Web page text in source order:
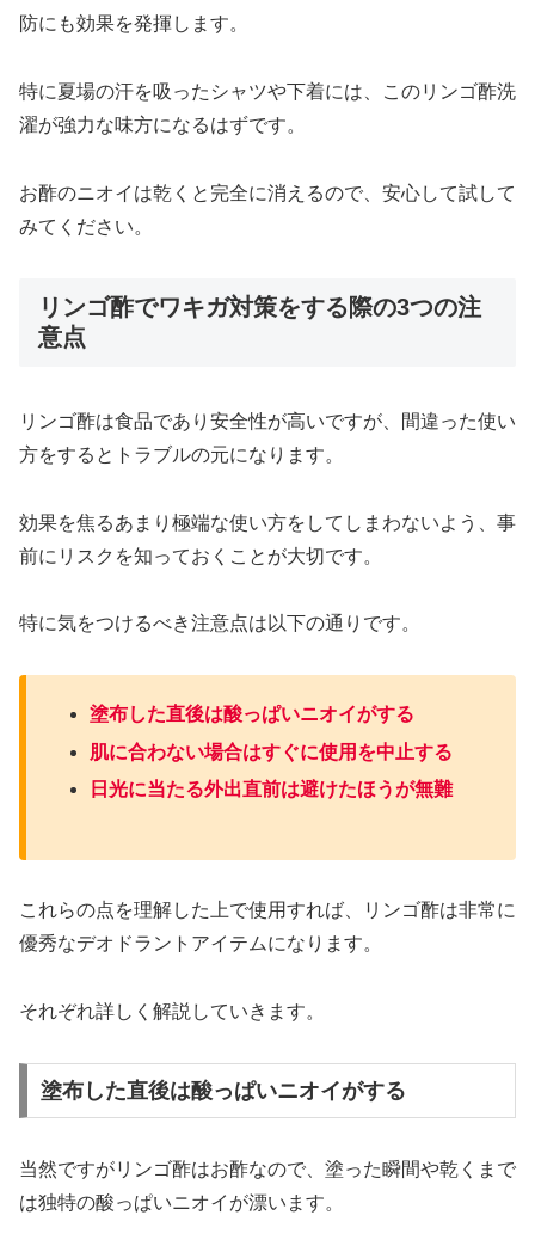
防にも効果を発揮します。
特に夏場の汗を吸ったシャツや下着には、このリンゴ酢洗
濯が強力な味方になるはずです。
お酢のニオイは乾くと完全に消えるので、安心して試して
みてください。
リンゴ酢でワキガ対策をする際の3つの注
意点
リンゴ酢は食品であり安全性が高いですが、間違った使い
方をするとトラブルの元になります。
効果を焦るあまり極端な使い方をしてしまわないよう、事
前にリスクを知っておくことが大切です。
特に気をつけるべき注意点は以下の通りです。
塗布した直後は酸っぱいニオイがする
肌に合わない場合はすぐに使用を中止する
日光に当たる外出直前は避けたほうが無難
これらの点を理解した上で使用すれば、リンゴ酢は非常に
優秀なデオドラントアイテムになります。
それぞれ詳しく解説していきます。
塗布した直後は酸っぱいニオイがする
当然ですがリンゴ酢はお酢なので、塗った瞬間や乾くまで
は独特の酸っぱいニオイが漂います。